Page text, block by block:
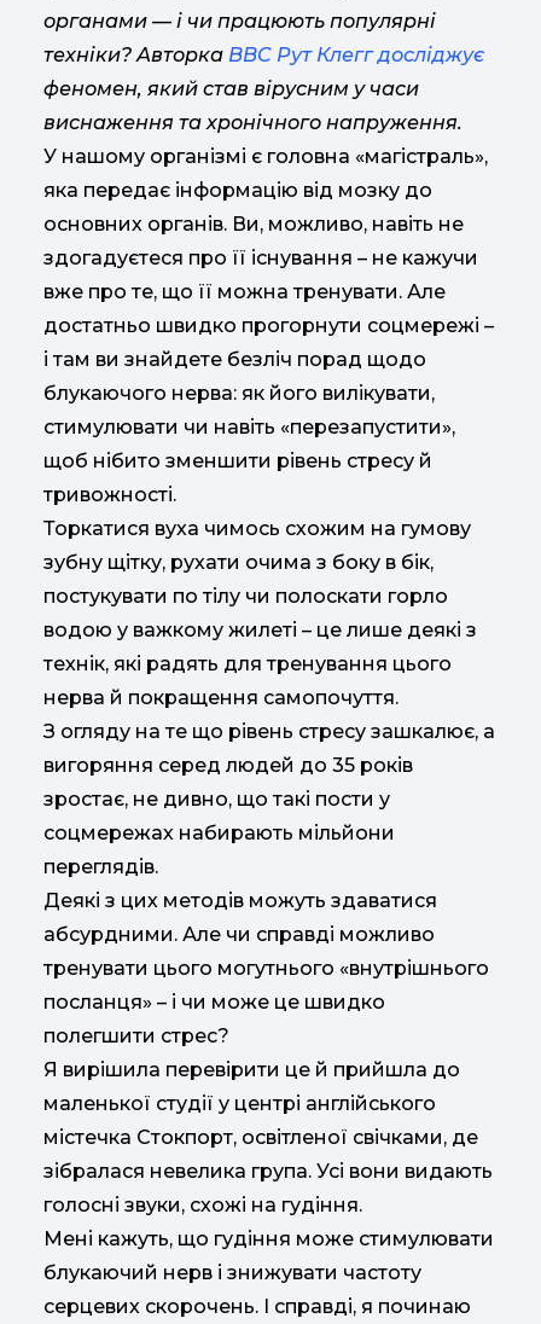
органами — і чи працюють популярні
техніки? Авторка BBC Рут Клегг досліджує
феномен, який став вірусним у часи
виснаження та хронічного напруження.
У нашому організмі є головна «магістраль»,
яка передає інформацію від мозку до
основних органів. Ви, можливо, навіть не
здогадуєтеся про її існування – не кажучи
вже про те, що її можна тренувати. Але
достатньо швидко прогорнути соцмережі –
і там ви знайдете безліч порад щодо
блукаючого нерва: як його вилікувати,
стимулювати чи навіть «перезапустити»,
щоб нібито зменшити рівень стресу й
тривожності.
Торкатися вуха чимось схожим на гумову
зубну щітку, рухати очима з боку в бік,
постукувати по тілу чи полоскати горло
водою у важкому жилеті – це лише деякі з
технік, які радять для тренування цього
нерва й покращення самопочуття.
З огляду на те що рівень стресу зашкалює, а
вигоряння серед людей до 35 років
зростає, не дивно, що такі пости у
соцмережах набирають мільйони
переглядів.
Деякі з цих методів можуть здаватися
абсурдними. Але чи справді можливо
тренувати цього могутнього «внутрішнього
посланця» – і чи може це швидко
полегшити стрес?
Я вирішила перевірити це й прийшла до
маленької студії у центрі англійського
містечка Стокпорт, освітленої свічками, де
зібралася невелика група. Усі вони видають
голосні звуки, схожі на гудіння.
Мені кажуть, що гудіння може стимулювати
блукаючий нерв і знижувати частоту
серцевих скорочень. І справді, я починаю